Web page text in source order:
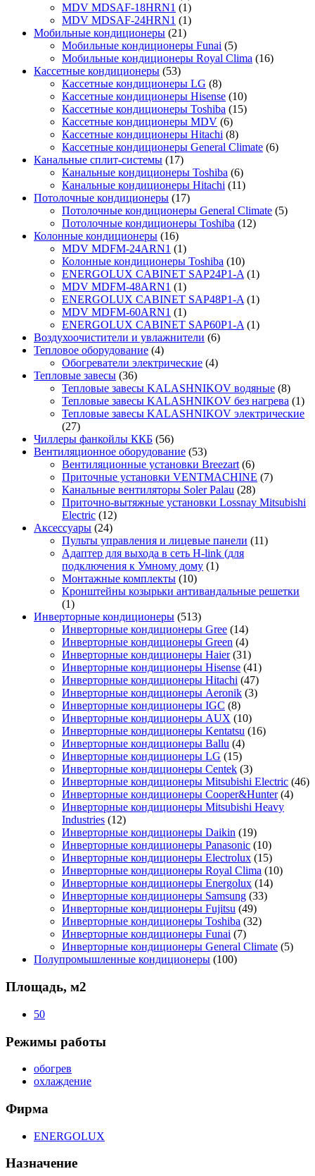
MDV MDSAF-18HRN1 (1)
MDV MDSAF-24HRN1 (1)
Мобильные кондиционеры (21)
Мобильные кондиционеры Funai (5)
Мобильные кондиционеры Royal Clima (16)
Кассетные кондиционеры (53)
Кассетные кондиционеры LG (8)
Кассетные кондиционеры Hisense (10)
Кассетные кондиционеры Toshiba (15)
Кассетные кондиционеры MDV (6)
Кассетные кондиционеры Hitachi (8)
Кассетные кондиционеры General Climate (6)
Канальные сплит-системы (17)
Канальные кондиционеры Toshiba (6)
Канальные кондиционеры Hitachi (11)
Потолочные кондиционеры (17)
Потолочные кондиционеры General Climate (5)
Потолочные кондиционеры Toshiba (12)
Колонные кондиционеры (16)
MDV MDFM-24ARN1 (1)
Колонные кондиционеры Toshiba (10)
ENERGOLUX CABINET SAP24P1-A (1)
MDV MDFM-48ARN1 (1)
ENERGOLUX CABINET SAP48P1-A (1)
MDV MDFM-60ARN1 (1)
ENERGOLUX CABINET SAP60P1-A (1)
Воздухоочистители и увлажнители (6)
Тепловое оборудование (4)
Обогреватели электрические (4)
Тепловые завесы (36)
Тепловые завесы KALASHNIKOV водяные (8)
Тепловые завесы KALASHNIKOV без нагрева (1)
Тепловые завесы KALASHNIKOV электрические
(27)
Чиллеры фанкойлы ККБ (56)
Вентиляционное оборудование (53)
Вентиляционные установки Breezart (6)
Приточные установки VENTMACHINE (7)
Канальные вентиляторы Soler Palau (28)
Приточно-вытяжные установки Lossnay Mitsubishi
Electric (12)
Аксессуары (24)
Пульты управления и лицевые панели (11)
Адаптер для выхода в сеть H-link (для
подключения к Умному дому (1)
Монтажные комплекты (10)
Кронштейны козырьки антивандальные решетки
(1)
Инверторные кондиционеры (513)
Инверторные кондиционеры Gree (14)
Инверторные кондиционеры Green (4)
Инверторные кондиционеры Haier (31)
Инверторные кондиционеры Hisense (41)
Инверторные кондиционеры Hitachi (47)
Инверторные кондиционеры Aeronik (3)
Инверторные кондиционеры IGC (8)
Инверторные кондиционеры AUX (10)
Инверторные кондиционеры Kentatsu (16)
Инверторные кондиционеры Ballu (4)
Инверторные кондиционеры LG (15)
Инверторные кондиционеры Centek (3)
Инверторные кондиционеры Mitsubishi Electric (46)
Инверторные кондиционеры Cooper&Hunter (4)
Инверторные кондиционеры Mitsubishi Heavy
Industries (12)
Инверторные кондиционеры Daikin (19)
Инверторные кондиционеры Panasonic (10)
Инверторные кондиционеры Electrolux (15)
Инверторные кондиционеры Royal Clima (10)
Инверторные кондиционеры Energolux (14)
Инверторные кондиционеры Samsung (33)
Инверторные кондиционеры Fujitsu (49)
Инверторные кондиционеры Toshiba (32)
Инверторные кондиционеры Funai (7)
Инверторные кондиционеры General Climate (5)
Полупромышленные кондиционеры (100)
Площадь, м2
50
Режимы работы
обогрев
охлаждение
Фирма
ENERGOLUX
Назначение